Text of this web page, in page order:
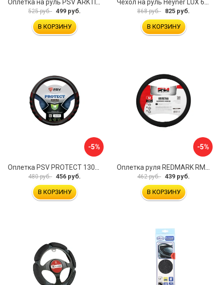
525 руб. 499 руб.
В КОРЗИНУ
868 руб. 825 руб.
В КОРЗИНУ
-5%
Оплетка PSV PROTECT 130503
480 руб. 456 руб.
В КОРЗИНУ
-5%
Оплетка руля REDMARK RM78002
462 руб. 439 руб.
В КОРЗИНУ